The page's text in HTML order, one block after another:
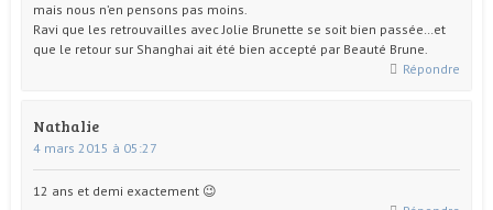
mais nous n’en pensons pas moins.
Ravi que les retrouvailles avec Jolie Brunette se soit bien passée…et
que le retour sur Shanghai ait été bien accepté par Beauté Brune.
Répondre
Nathalie
4 mars 2015 à 05:27
12 ans et demi exactement 😉